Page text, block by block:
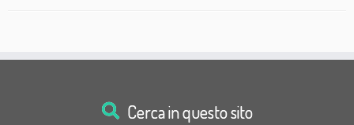
Cerca in questo sito